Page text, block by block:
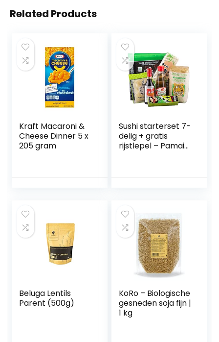
Related Products
Kraft Macaroni &
Cheese Dinner 5 x
205 gram
Sushi starterset 7-
delig + gratis
rijstlepel – Pamai
Beluga Lentils
Parent (500g)
KoRo – Biologische
gesneden soja fijn |
1 kg